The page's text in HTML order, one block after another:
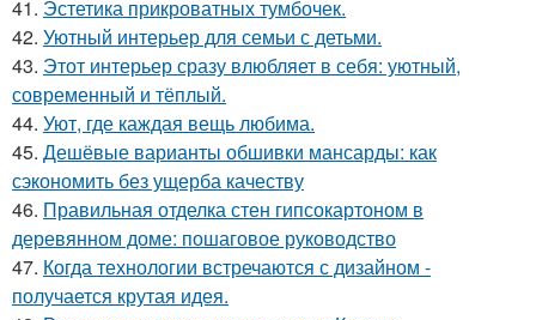
41. Эстетика прикроватных тумбочек.
42. Уютный интерьер для семьи с детьми.
43. Этот интерьер сразу влюбляет в себя: уютный,
современный и тёплый.
44. Уют, где каждая вещь любима.
45. Дешёвые варианты обшивки мансарды: как
сэкономить без ущерба качеству
46. Правильная отделка стен гипсокартоном в
деревянном доме: пошаговое руководство
47. Когда технологии встречаются с дизайном -
получается крутая идея.